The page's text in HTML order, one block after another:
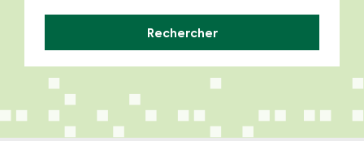
Rechercher